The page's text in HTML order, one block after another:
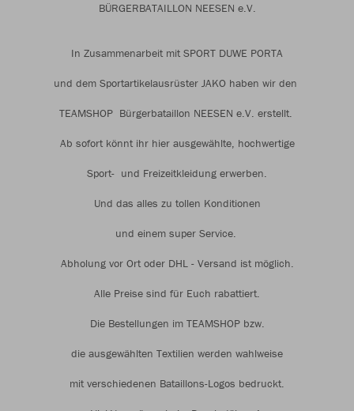
BÜRGERBATAILLON NEESEN e.V.
In Zusammenarbeit mit SPORT DUWE PORTA
und dem Sportartikelausrüster JAKO haben wir den
TEAMSHOP Bürgerbataillon NEESEN e.V. erstellt.
Ab sofort könnt ihr hier ausgewählte, hochwertige
Sport- und Freizeitkleidung erwerben.
Und das alles zu tollen Konditionen
und einem super Service.
Abholung vor Ort oder DHL - Versand ist möglich.
Alle Preise sind für Euch rabattiert.
Die Bestellungen im TEAMSHOP bzw.
die ausgewählten Textilien werden wahlweise
mit verschiedenen Bataillons-Logos bedruckt.